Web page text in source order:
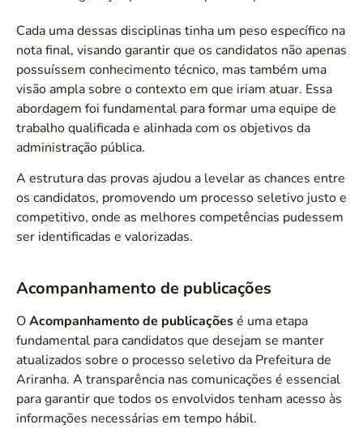
Cada uma dessas disciplinas tinha um peso específico na
nota final, visando garantir que os candidatos não apenas
possuíssem conhecimento técnico, mas também uma
visão ampla sobre o contexto em que iriam atuar. Essa
abordagem foi fundamental para formar uma equipe de
trabalho qualificada e alinhada com os objetivos da
administração pública.
A estrutura das provas ajudou a levelar as chances entre
os candidatos, promovendo um processo seletivo justo e
competitivo, onde as melhores competências pudessem
ser identificadas e valorizadas.
Acompanhamento de publicações
OAcompanhamento de publicaçõesé uma etapa
fundamental para candidatos que desejam se manter
atualizados sobre o processo seletivo da Prefeitura de
Ariranha. A transparência nas comunicações é essencial
para garantir que todos os envolvidos tenham acesso às
informações necessárias em tempo hábil.